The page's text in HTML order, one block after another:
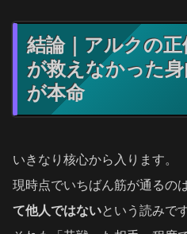
結論｜アルクの
が救えなかった
が本命
いきなり核心から入ります。
現時点でいちばん筋が通るのは
て他人ではないという読みです